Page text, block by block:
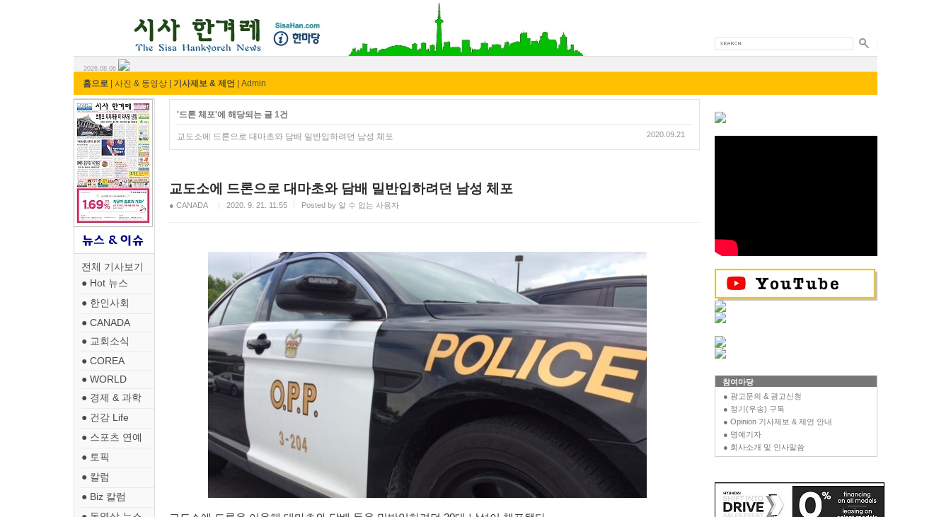
2026.08.06
홈으로 사진 & 동영상 기사제보 & 제언 Admin
전체 기사보기
● Hot 뉴스
● 한인사회
● CANADA
● 교회소식
● COREA
● WORLD
● 경제 & 과학
● 건강 Life
● 스포츠 연예
● 토픽
● 칼럼
● Biz 칼럼
'드론 체포'에 해당되는 글 1건
2020.09.21
교도소에 드론으로 대마초와 담배 밀반입하려던 남성 체포
교도소에 드론으로 대마초와 담배 밀반입하려던 남성 체포
● CANADA 2020. 9. 21. 11:55 Posted by 알 수 없는 사용자
참여마당
● 광고문의 & 광고신청
● 정기(우송) 구독
● Opinion 기사제보 & 제언 안내
● 명예기자
● 회사소개 및 인사말씀